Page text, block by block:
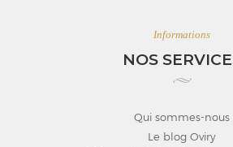
Informations
NOS
Qui sommes-nous
Le blog Oviry